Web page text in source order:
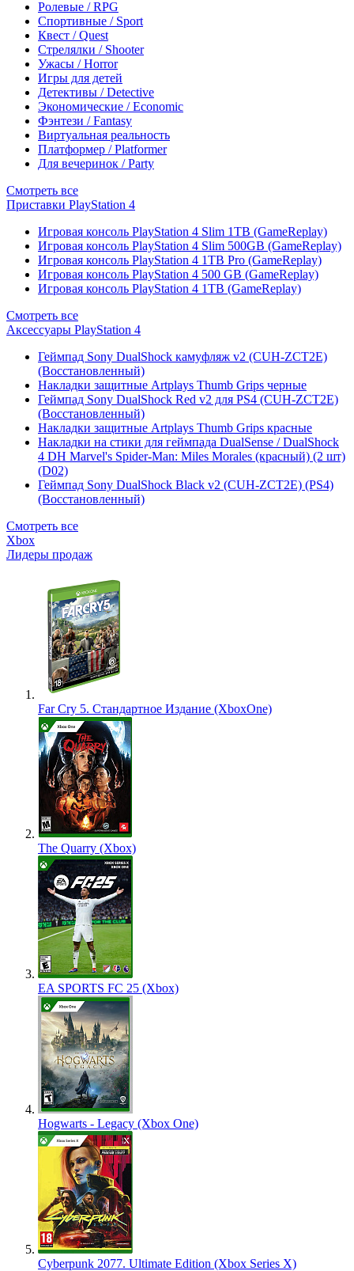
Ролевые / RPG
Спортивные / Sport
Квест / Quest
Стрелялки / Shooter
Ужасы / Horror
Игры для детей
Детективы / Detective
Экономические / Economic
Фэнтези / Fantasy
Виртуальная реальность
Платформер / Platformer
Для вечеринок / Party
Смотреть все
Приставки PlayStation 4
Игровая консоль PlayStation 4 Slim 1TB (GameReplay)
Игровая консоль PlayStation 4 Slim 500GB (GameReplay)
Игровая консоль PlayStation 4 1TB Pro (GameReplay)
Игровая консоль PlayStation 4 500 GB (GameReplay)
Игровая консоль PlayStation 4 1TB (GameReplay)
Смотреть все
Аксессуары PlayStation 4
Геймпад Sony DualShock камуфляж v2 (CUH-ZCT2E)
(Восстановленный)
Накладки защитные Artplays Thumb Grips черные
Геймпад Sony DualShock Red v2 для PS4 (CUH-ZCT2E)
(Восстановленный)
Накладки защитные Artplays Thumb Grips красные
Накладки на стики для геймпада DualSense / DualShock
4 DH Marvel's Spider-Man: Miles Morales (красный) (2 шт)
(D02)
Геймпад Sony DualShock Black v2 (CUH-ZCT2E) (PS4)
(Восстановленный)
Смотреть все
Xbox
Лидеры продаж
Far Cry 5. Стандартное Издание (XboxOne)
The Quarry (Xbox)
EA SPORTS FC 25 (Xbox)
Hogwarts - Legacy (Xbox One)
Cyberpunk 2077. Ultimate Edition (Xbox Series X)